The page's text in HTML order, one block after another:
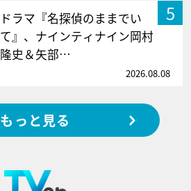
5
ドラマ『名探偵のままでい
て』、ナインティナイン岡村
隆史＆矢部…
2026.08.08
もっと見る